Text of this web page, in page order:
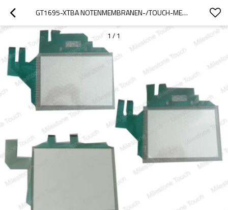
GT1695-XTBA NOTENMEMBRANEN-/TOUCH-MEMBRANE GT1695-XTBA
1 / 1